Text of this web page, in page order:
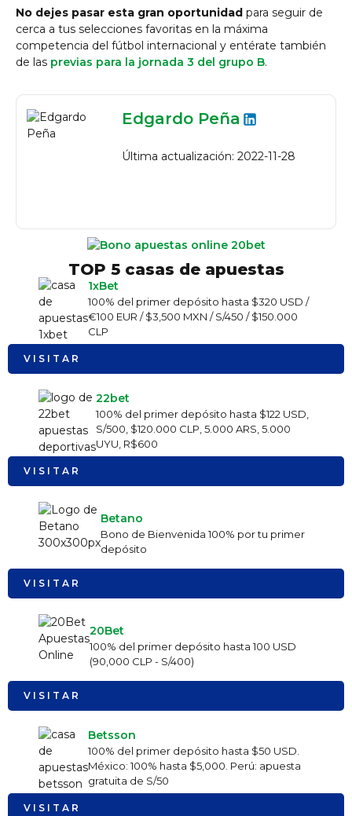
No dejes pasar esta gran oportunidad para seguir de
cerca a tus selecciones favoritas en la máxima
competencia del fútbol internacional y entérate también
de las previas para la jornada 3 del grupo B.
Edgardo Peña
Última actualización: 2022-11-28
TOP 5 casas de apuestas
1xBet
100% del primer depósito hasta $320 USD /
€100 EUR / $3,500 MXN / S/450 / $150.000
CLP
VISITAR
22bet
100% del primer depósito hasta $122 USD,
S/500, $120.000 CLP, 5.000 ARS, 5.000
UYU, R$600
VISITAR
Betano
Bono de Bienvenida 100% por tu primer
depósito
VISITAR
20Bet
100% del primer depósito hasta 100 USD
(90,000 CLP - S/400)
VISITAR
Betsson
100% del primer depósito hasta $50 USD.
México: 100% hasta $5,000. Perú: apuesta
gratuita de S/50
VISITAR